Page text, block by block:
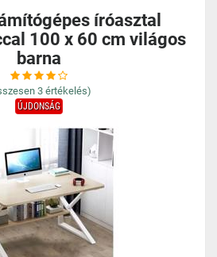
íróasztal
100 x 60 cm világos
barna
3 értékelés)
ÚJDONSÁG